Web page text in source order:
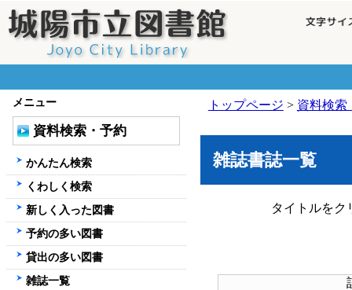
トップページ > 資料検索
雑誌書誌一覧
タイトルをク
メニュー
資料検索・予約
かんたん検索
くわしく検索
新しく入った図書
予約の多い図書
貸出の多い図書
雑誌一覧